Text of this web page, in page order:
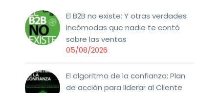
El B2B no existe: Y otras verdades
incómodas que nadie te contó
sobre las ventas
05/08/2026
El algoritmo de la confianza: Plan
de acción para liderar al Cliente